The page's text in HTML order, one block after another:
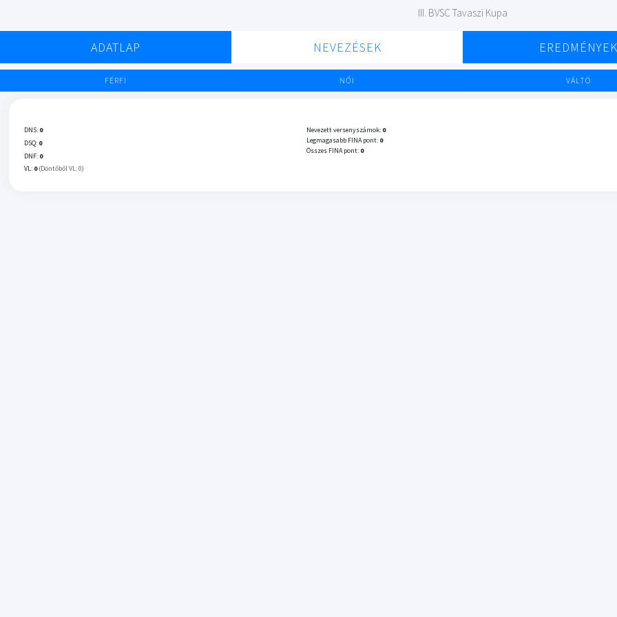
III. BVSC Tavaszi Kupa
ADATLAP NEVEZÉSEK EREDMÉNYEK
FÉRFI NŐI VÁLTÓ
DNS: 0
DSQ: 0
DNF: 0
VL: 0 (Döntőből VL: 0)
Nevezett versenyszámok: 0
Legmagasabb FINA pont: 0
Összes FINA pont: 0